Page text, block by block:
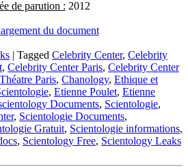
de parution : 2012
du document
| Tagged Celebrity Center, Celebrity
, Celebrity Center Paris, Celebrity Center
Paris, Chanology, Ethique et
, Etienne Poulet, Etienne
Documents, Scientologie,
, Scientologie Documents,
Gratuit, Scientologie informations,
, Scientology Free, Scientology Leaks